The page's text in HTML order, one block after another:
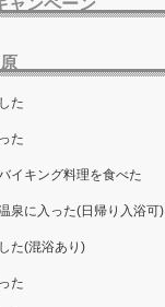
ャンペーン
た
た
イキング料理を食べた
泉に入った(日帰り入浴可)
た(混浴あり)
た